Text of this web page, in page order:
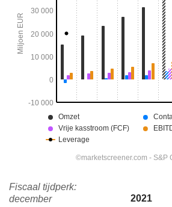
Fiscaal tijdperk:
december
2021